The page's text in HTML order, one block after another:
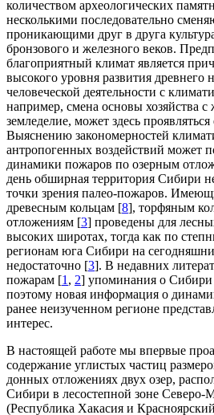
количеством археологических
несколькими последовательно
проникающими друг в друга
бронзового и железного веков.
благоприятный климат является
высокого уровня развития древнего
человеческой деятельности с
например, смена основы хозяйства с
земледелие, может здесь
Выяснению закономерностей
антропогенных воздействий может
динамики пожаров по озерным
день обширная территория Сибири
точки зрения палео-пожаров.
древесным кольцам [8], торфяным
отложениям [3] проведены для
высоких широтах, тогда как по
регионам юга Сибири на
недостаточно [3]. В недавних
пожарам [1 , 2] упоминания о Сибири
поэтому новая информация о
ранее неизученном регионе
интерес.
В настоящей работе мы впервые
содержание углистых частиц
донных отложениях двух озер,
Сибири в лесостепной зоне
(Республика Хакасия и